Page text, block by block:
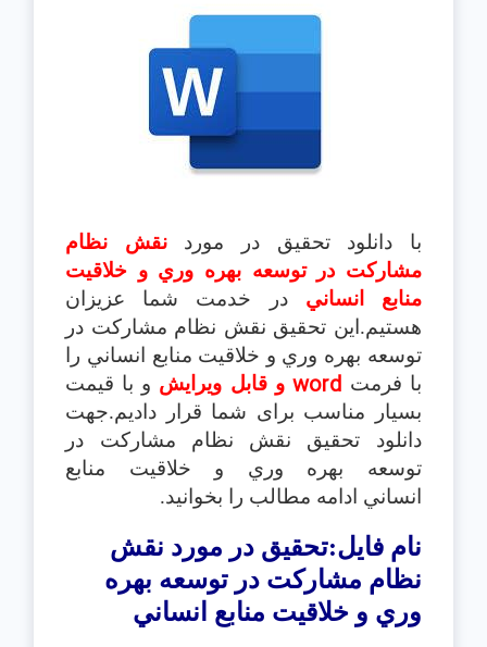
با دانلود تحقیق در موردنقش نظام
مشاركت در توسعه بهره وري و خلاقيت
منابع انساني در خدمت شما عزیزان
هستیم.این تحقیق نقش نظام مشاركت در
توسعه بهره وري و خلاقيت منابع انساني را
با فرمت word و قابل ویرایش و با قیمت
بسیار مناسب برای شما قرار دادیم.جهت
دانلود تحقیق نقش نظام مشاركت در
توسعه بهره وري و خلاقيت منابع
انساني ادامه مطالب را بخوانید.
نام فایل:تحقیق در مورد نقش
نظام مشاركت در توسعه بهره
وري و خلاقيت منابع انساني